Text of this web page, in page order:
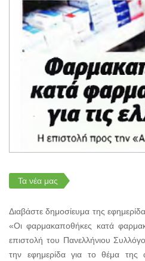
Τα νέα μας
Διαβάστε δημοσίευμα της
«Οι φαρμακαποθήκες κατά
επιστολή του Πανελλήνιου
την εφημερίδα για το θέμα